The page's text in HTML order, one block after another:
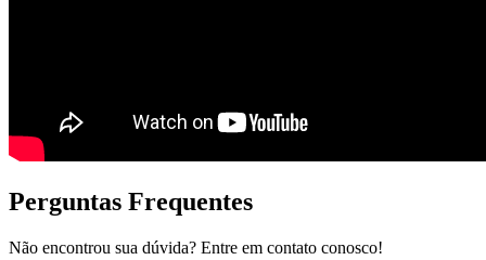
Perguntas Frequentes
Não encontrou sua dúvida? Entre em contato conosco!